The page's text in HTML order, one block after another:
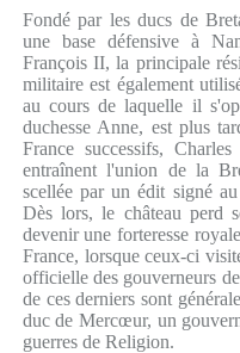
Fondé par les ducs de
une base défensive à
François II, la principale
militaire est également
au cours de laquelle il
duchesse Anne, est plus
France successifs,
entraînent l'union de la
scellée par un édit signé
Dès lors, le château perd
devenir une forteresse
France, lorsque ceux-ci
officielle des gouverneurs
de ces derniers sont
duc de Mercœur, un
guerres de Religion.